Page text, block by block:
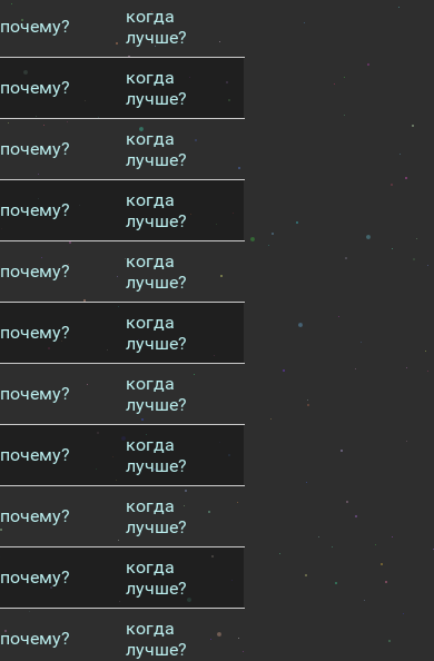
почему?
когда
лучше?
почему?
когда
лучше?
почему?
когда
лучше?
почему?
когда
лучше?
почему?
когда
лучше?
почему?
когда
лучше?
почему?
когда
лучше?
почему?
когда
лучше?
почему?
когда
лучше?
почему?
когда
лучше?
почему?
когда
лучше?